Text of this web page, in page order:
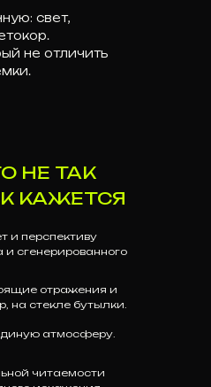
свет,
не отличить
НЕ ТАК
КАЖЕТСЯ
атмосферу.
и перспективу
и сгенерированного
отражения и
на стекле бутылки.
читаемости